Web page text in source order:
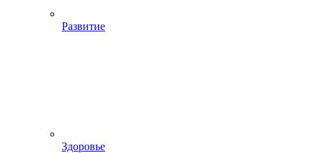
Развитие
Здоровье